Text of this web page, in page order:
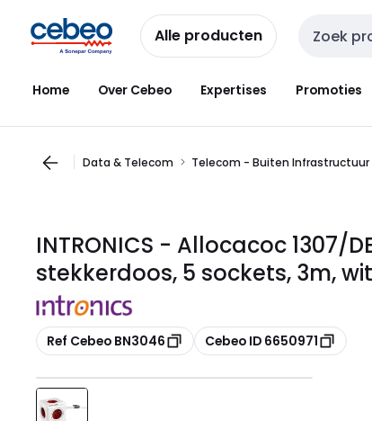
naar
navigatie
naar
inhoud
Alle producten Zoekveld
Home Over Cebeo Expertises Promoties
Data & Telecom Telecom - Buiten Infrastructuur
INTRONICS - Allocacoc 1307/
stekkerdoos, 5 sockets, 3m,
Kopiëren
Ref Cebeo BN3046 Kopiëren
Cebeo ID 6650971